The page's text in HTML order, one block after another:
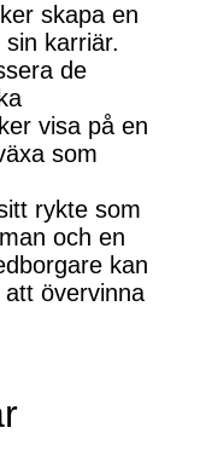
skapa en
karriär.
de
visa på en
som
rykte som
och en
kan
övervinna